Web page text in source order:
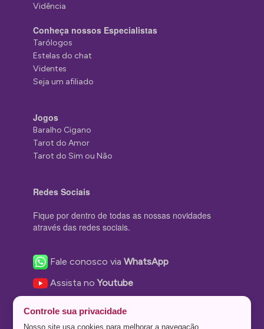
Vidência
Conheça nossos Especialistas
Tarólogos
Estelas do chat
Videntes
Seja um afiliado
Jogos
Baralho Cigano
Tarot do Amor
Tarot do Sim ou Não
Redes Sociais
Fique por dentro de todas as nossas novidades
através das redes sociais.
Fale conosco viaWhatsApp
Assista noYoutube
Nos siga no Instagram
Controle sua privacidade
Nosso site usa cookies para melhorar a navegação.